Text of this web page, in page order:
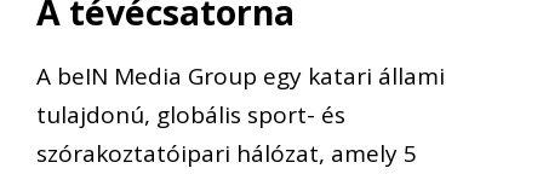
A tévécsatorna
A beIN Media Group egy katari állami
tulajdonú, globális sport- és
szórakoztatóipari hálózat, amely 5